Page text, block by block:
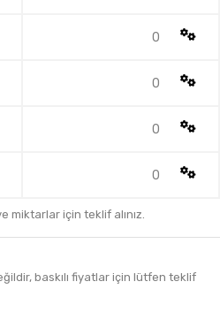
0
0
0
0
miktarlar için teklif alınız.
baskılı fiyatlar için lütfen teklif